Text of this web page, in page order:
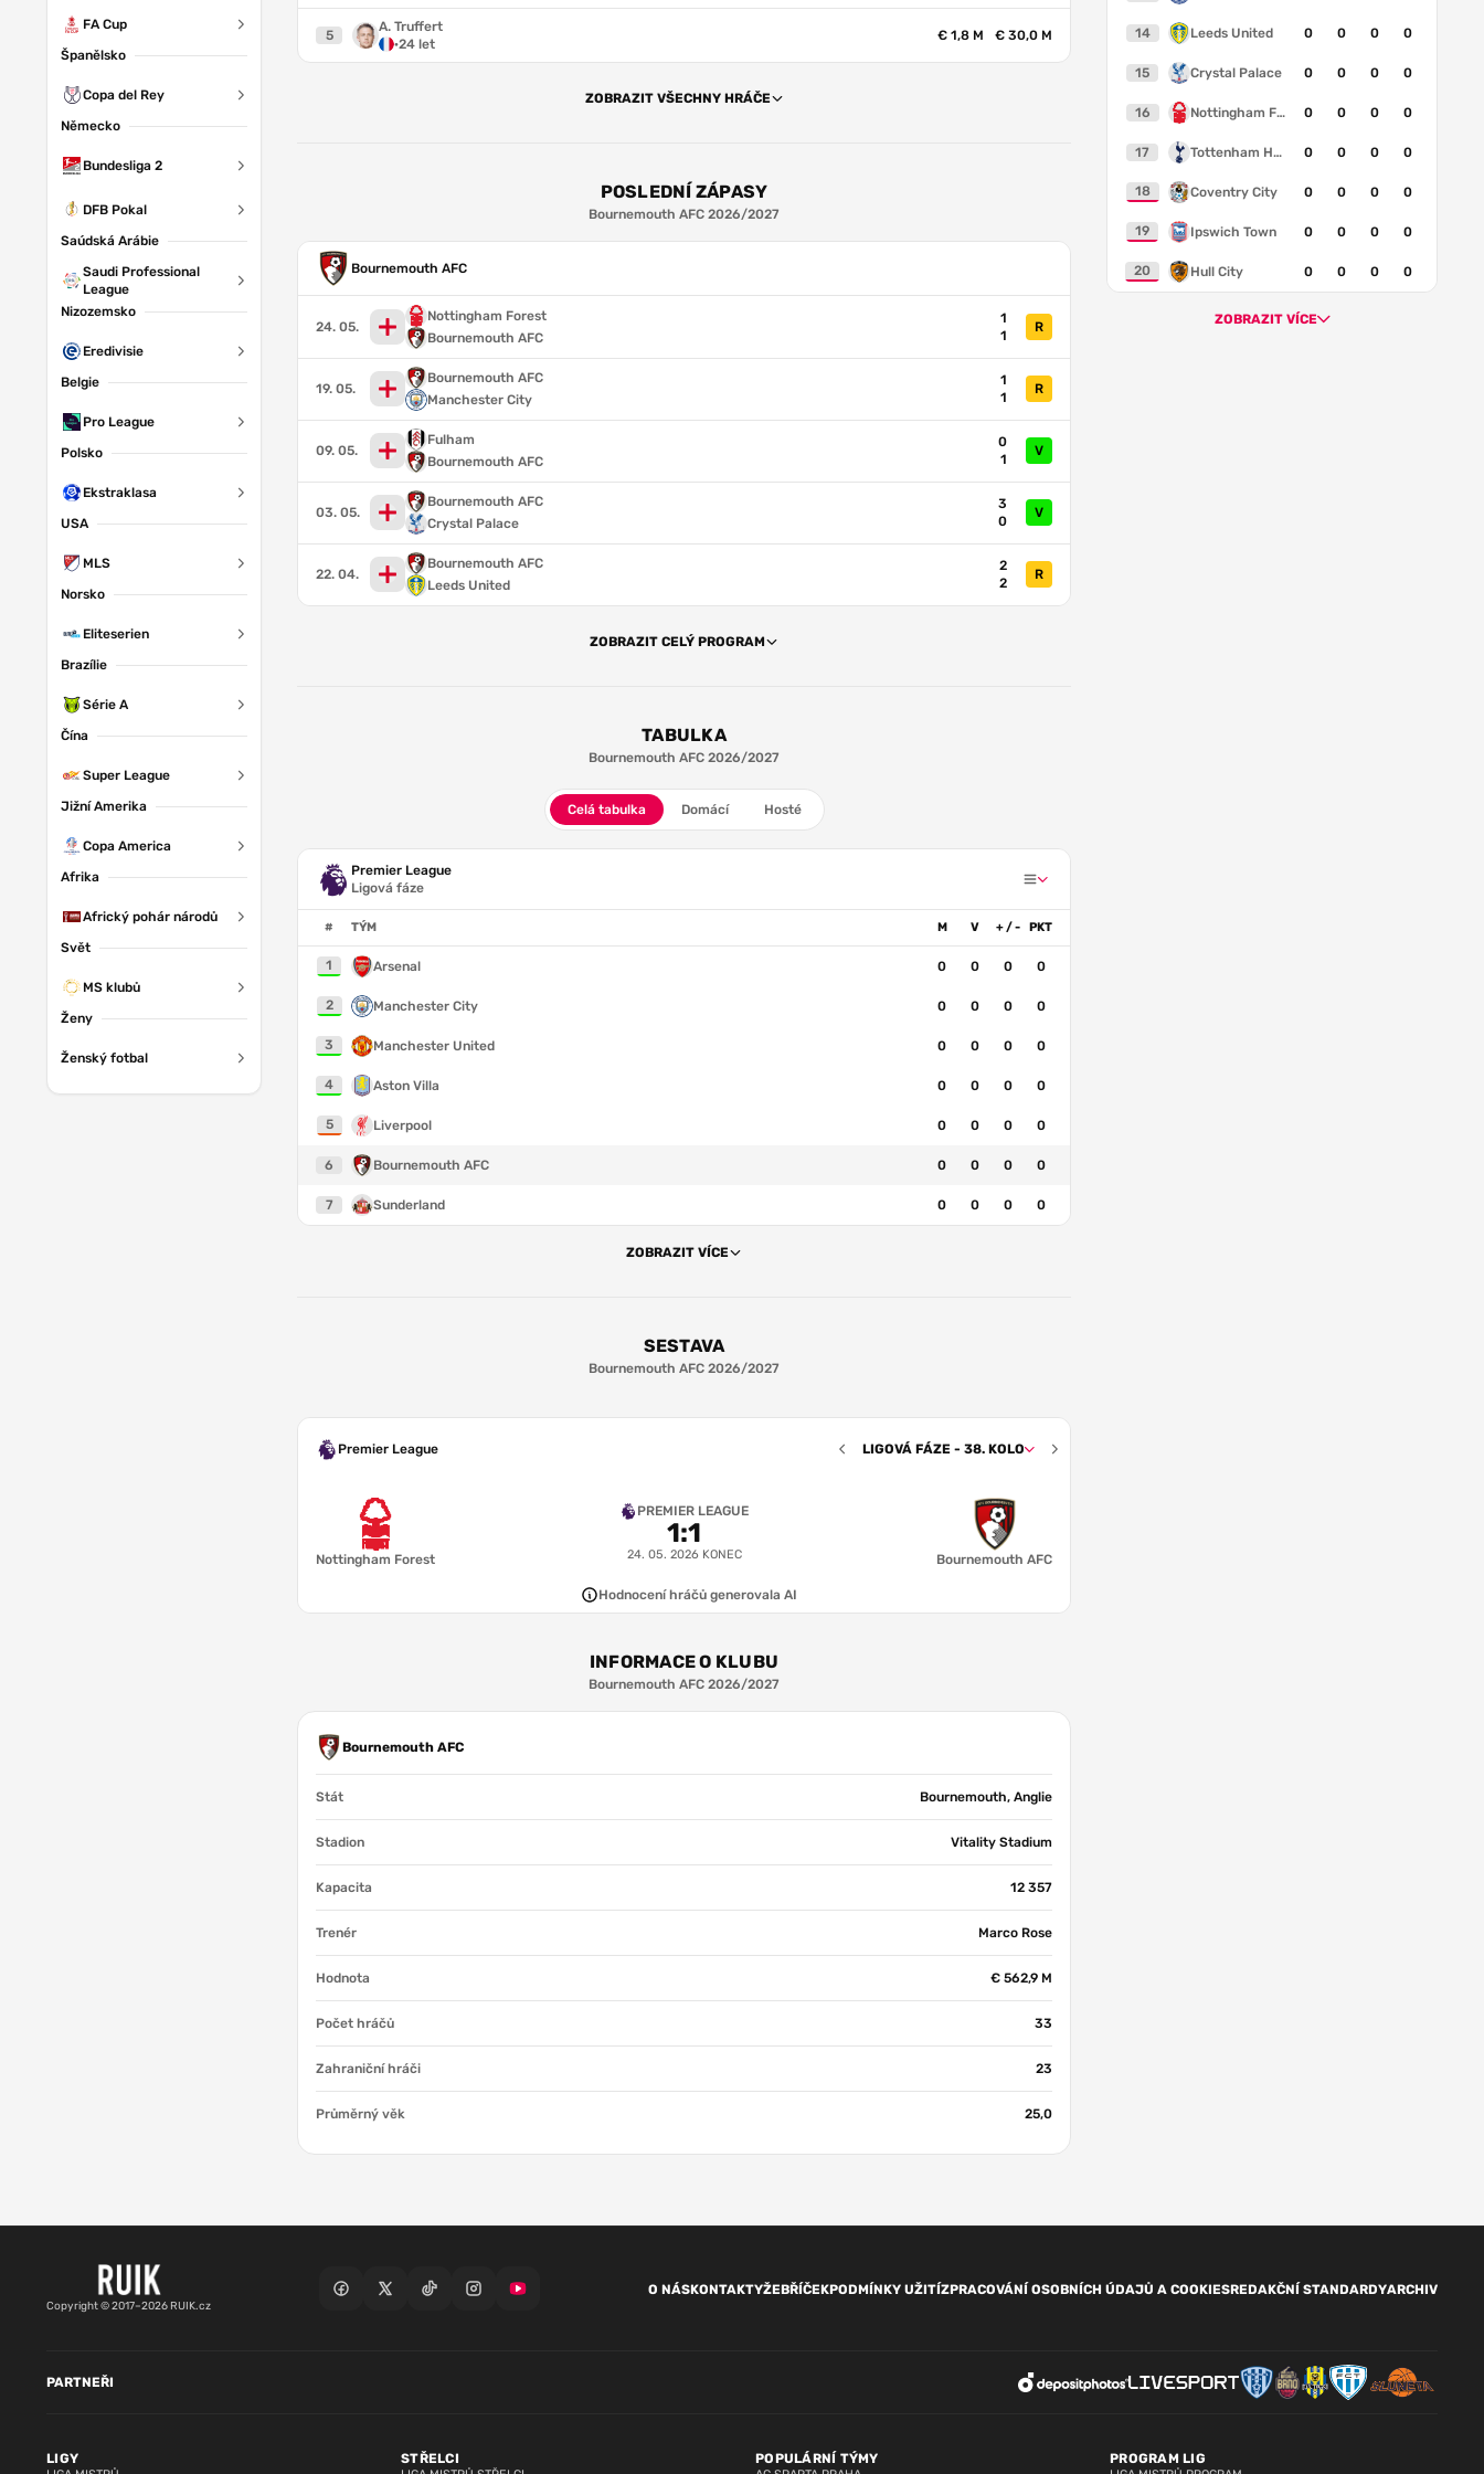
FA Cup
Španělsko
Copa del Rey
Německo
Bundesliga 2
DFB Pokal
Saúdská Arábie
Saudi Professional
League
Nizozemsko
Eredivisie
Belgie
Pro League
Polsko
Ekstraklasa
USA
MLS
Norsko
Eliteserien
Brazílie
Série A
Čína
Super League
Jižní Amerika
Copa America
Afrika
Africký pohár národů
Svět
MS klubů
Ženy
Ženský fotbal
5
A. Truffert
·24 let
€ 1,8 M € 30,0 M
ZOBRAZIT VŠECHNY HRÁČE
POSLEDNÍ ZÁPASY
Bournemouth AFC 2026/2027
Bournemouth AFC
24. 05.
Nottingham Forest
Bournemouth AFC
1
1
R
19. 05.
Bournemouth AFC
Manchester City
1
1
R
09. 05.
Fulham
Bournemouth AFC
0
1
V
03. 05.
Bournemouth AFC
Crystal Palace
3
0
V
22. 04.
Bournemouth AFC
Leeds United
2
2
R
ZOBRAZIT CELÝ PROGRAM
TABULKA
Bournemouth AFC 2026/2027
Celá tabulka Domácí Hosté
Premier League
Ligová fáze
# TÝM M V + / - PKT
1 Arsenal 0 0 0 0
2 Manchester City 0 0 0 0
3 Manchester United 0 0 0 0
4 Aston Villa 0 0 0 0
5 Liverpool 0 0 0 0
6 Bournemouth AFC 0 0 0 0
7 Sunderland 0 0 0 0
ZOBRAZIT VÍCE
SESTAVA
Bournemouth AFC 2026/2027
Premier League LIGOVÁ FÁZE - 38. KOLO
Nottingham Forest
PREMIER LEAGUE
1:1
24. 05. 2026 KONEC Bournemouth AFC
1-4-2-3-1
6.9
A. Tóth
6.5
T. Adams
6.7
E. Kroupi
Hodnocení hráčů generovala AI
INFORMACE O KLUBU
Bournemouth AFC 2026/2027
Bournemouth AFC
Stát Bournemouth, Anglie
Stadion Vitality Stadium
Kapacita 12 357
Trenér Marco Rose
Hodnota € 562,9 M
Počet hráčů 33
Zahraniční hráči 23
Průměrný věk 25,0
14 Leeds United 0 0 0 0
15 Crystal Palace 0 0 0 0
16 Nottingham Forest 0 0 0 0
17 Tottenham Hotspur 0 0 0 0
18 Coventry City 0 0 0 0
19 Ipswich Town 0 0 0 0
20 Hull City 0 0 0 0
ZOBRAZIT VÍCE
Copyright © 2017–2026 RUIK.cz
O NÁSKONTAKTYŽEBŘÍČEKPODMÍNKY UŽITÍZPRACOVÁNÍ OSOBNÍCH ÚDAJŮ A COOKIESREDAKČNÍ STANDARDYARCHIV
LIGY STŘELCI POPULÁRNÍ TÝMY PROGRAM LIG
PARTNEŘI